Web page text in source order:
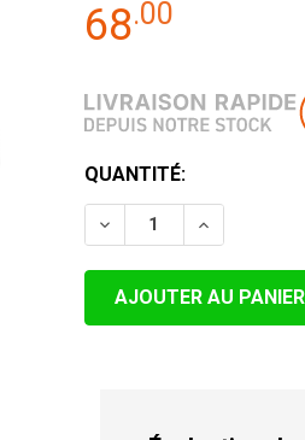
68.00
STOCK
ACTUEL:
QUANTITÉ:
DIMINUER LA